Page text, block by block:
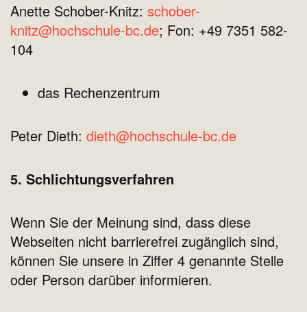
Anette Schober-Knitz: schober-
knitz@hochschule-bc.de; Fon: +49 7351 582-
104
das Rechenzentrum
Peter Dieth: dieth@hochschule-bc.de
5. Schlichtungsverfahren
Wenn Sie der Meinung sind, dass diese
Webseiten nicht barrierefrei zugänglich sind,
können Sie unsere in Ziffer 4 genannte Stelle
oder Person darüber informieren.